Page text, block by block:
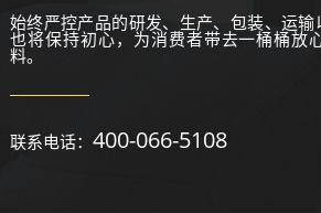
始终严控产品的研发、生产、包装、运
也将保持初心，为消费者带去一桶桶放
料。
联系电话： 400-066-5108